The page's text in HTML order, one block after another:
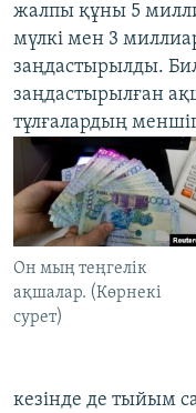
жалпы құны 5
мүлкі мен 3
заңдастырылды.
заңдастырылған
тұлғалардың
Он мың теңгелік
ақшалар. (Көрнекі
сурет)
кезінде де тыйым